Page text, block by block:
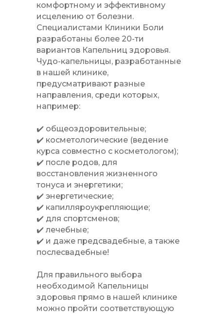
комфортному и эффективному
исцелению от болезни.
Специалистами Клиники Боли
разработаны более 20-ти
вариантов Капельниц здоровья.
Чудо-капельницы, разработанные
в нашей клинике,
предусматривают разные
направления, среди которых,
например:
✔️ общеоздоровительные;
✔️ косметологические (ведение
курса совместно с косметологом);
✔️ после родов, для
восстановления жизненного
тонуса и энергетики;
✔️ энергетические;
✔️ капилляроукрепляющие;
✔️ для спортсменов;
✔️ лечебные;
✔️ и даже предсвадебные, а также
послесвадебные!
Для правильного выбора
необходимой Капельницы
здоровья прямо в нашей клинике
можно пройти соответствующую